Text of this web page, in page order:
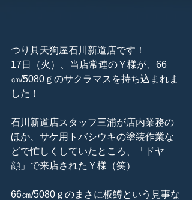
つり具天狗屋石川新道店です！
17日（火）、当店常連のＹ様が、66
㎝/5080ｇのサクラマスを持ち込まれま
した！
石川新道店スタッフ三浦が店内業務の
ほか、サケ用トバシウキの塗装作業な
どで忙しくしていたところ、「ドヤ
顔」で来店されたＹ様（笑）
66㎝/5080ｇのまさに板鱒という見事な